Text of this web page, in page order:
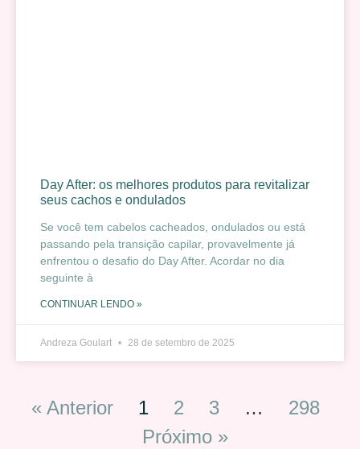
Day After: os melhores produtos para revitalizar
seus cachos e ondulados
Se você tem cabelos cacheados, ondulados ou está
passando pela transição capilar, provavelmente já
enfrentou o desafio do Day After. Acordar no dia
seguinte à
CONTINUAR LENDO »
Andreza Goulart 28 de setembro de 2025
« Anterior 1 2 3 …
298
Próximo »